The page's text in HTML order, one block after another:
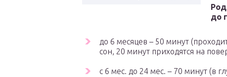
до
до 6 месяцев – 50 минут
сон, 20 минут приходятся на
с 6 мес. до 24 мес. – 70 минут (в